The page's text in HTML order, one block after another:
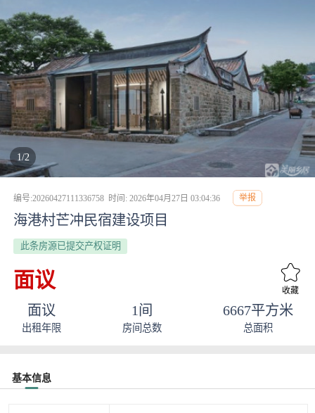
1/2
编号:20260427111336758 时间: 2026年04月27日 03:04:36 举报
海港村芒冲民宿建设项目
此条房源已提交产权证明
面议 收藏
面议
出租年限
1间
房间总数
6667平方米
总面积
基本信息